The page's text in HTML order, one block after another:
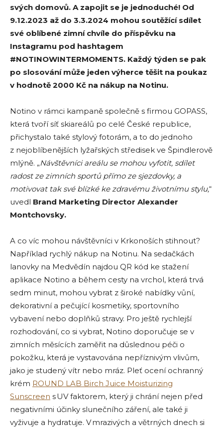
svých domovů. A zapojit se je jednoduché! Od
9.12.2023 až do 3.3.2024 mohou soutěžící sdílet
své oblíbené zimní chvíle do příspěvku na
Instagramu pod hashtagem
#NOTINOWINTERMOMENTS. Každý týden se pak
po slosování může jeden výherce těšit na poukaz
v hodnotě 2000 Kč na nákup na Notinu.
Notino v rámci kampaně společně s firmou GOPASS,
která tvoří síť skiareálů po celé České republice,
přichystalo také stylový fotorám, a to do jednoho
z nejoblíbenějších lyžařských středisek ve Špindlerově
mlýně. „Návštěvníci areálu se mohou vyfotit, sdílet
radost ze zimních sportů přímo ze sjezdovky, a
motivovat tak své blízké ke zdravému životnímu stylu,“
uvedl Brand Marketing Director Alexander
Montchovsky.
A co víc mohou návštěvníci v Krkonoších stihnout?
Například rychlý nákup na Notinu. Na sedačkách
lanovky na Medvědín najdou QR kód ke stažení
aplikace Notino a během cesty na vrchol, která trvá
sedm minut, mohou vybrat z široké nabídky vůní,
dekorativní a pečující kosmetiky, sportovního
vybavení nebo doplňků stravy. Pro ještě rychlejší
rozhodování, co si vybrat, Notino doporučuje se v
zimních měsících zaměřit na důslednou péči o
pokožku, která je vystavována nepříznivým vlivům,
jako je studený vítr nebo mráz. Pleť ocení ochranný
krém ROUND LAB Birch Juice Moisturizing
Sunscreen s UV faktorem, který ji chrání nejen před
negativními účinky slunečního záření, ale také ji
vyživuje a hydratuje. V mrazivých a větrných dnech si